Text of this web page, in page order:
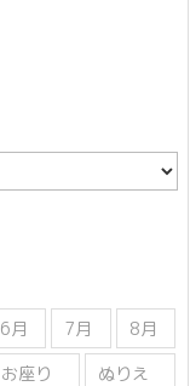
6月 7月
8月
お座り
ぬりえ